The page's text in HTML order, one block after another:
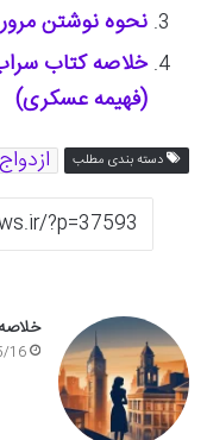
نحوه نوشتن
خلاصه کتاب
(فهیمه عسکری)
دسته بندی مطلب ازدواج
16